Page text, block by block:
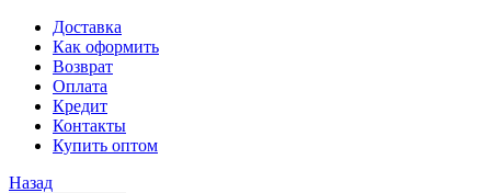
Доставка
Как оформить
Возврат
Оплата
Кредит
Контакты
Купить оптом
Назад